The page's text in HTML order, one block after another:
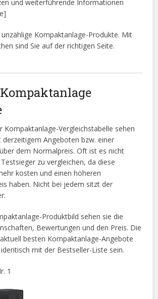
und weiterführende Informationen
Kompaktanlage-Produkte. Mit
sind Sie auf der richtigen Seite.
Kompaktanlage-Vergleichstabelle sehen
derzeitigem Angeboten bzw. einer
dem Normalpreis. Oft ist es nicht
zu vergleichen, da diese
kosten und einen höheren
haben. Nicht bei jedem sitzt der
Produktbild sehen sie die
Bewertungen und den Preis. Die
besten Kompaktanlage-Angebote
mit der Bestseller-Liste sein.
1